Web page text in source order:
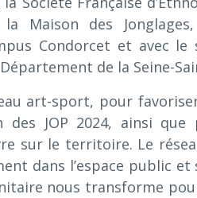
Maison des
Condorcet et avec
de la Seine-
art-sport, pour
des JOP 2024, ainsi
sur le territoire. Le
dans l’espace public
nous transforme